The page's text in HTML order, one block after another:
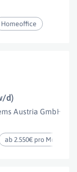
Homeoffice
d)
Austria GmbH
ab 2.550€ pro Monat